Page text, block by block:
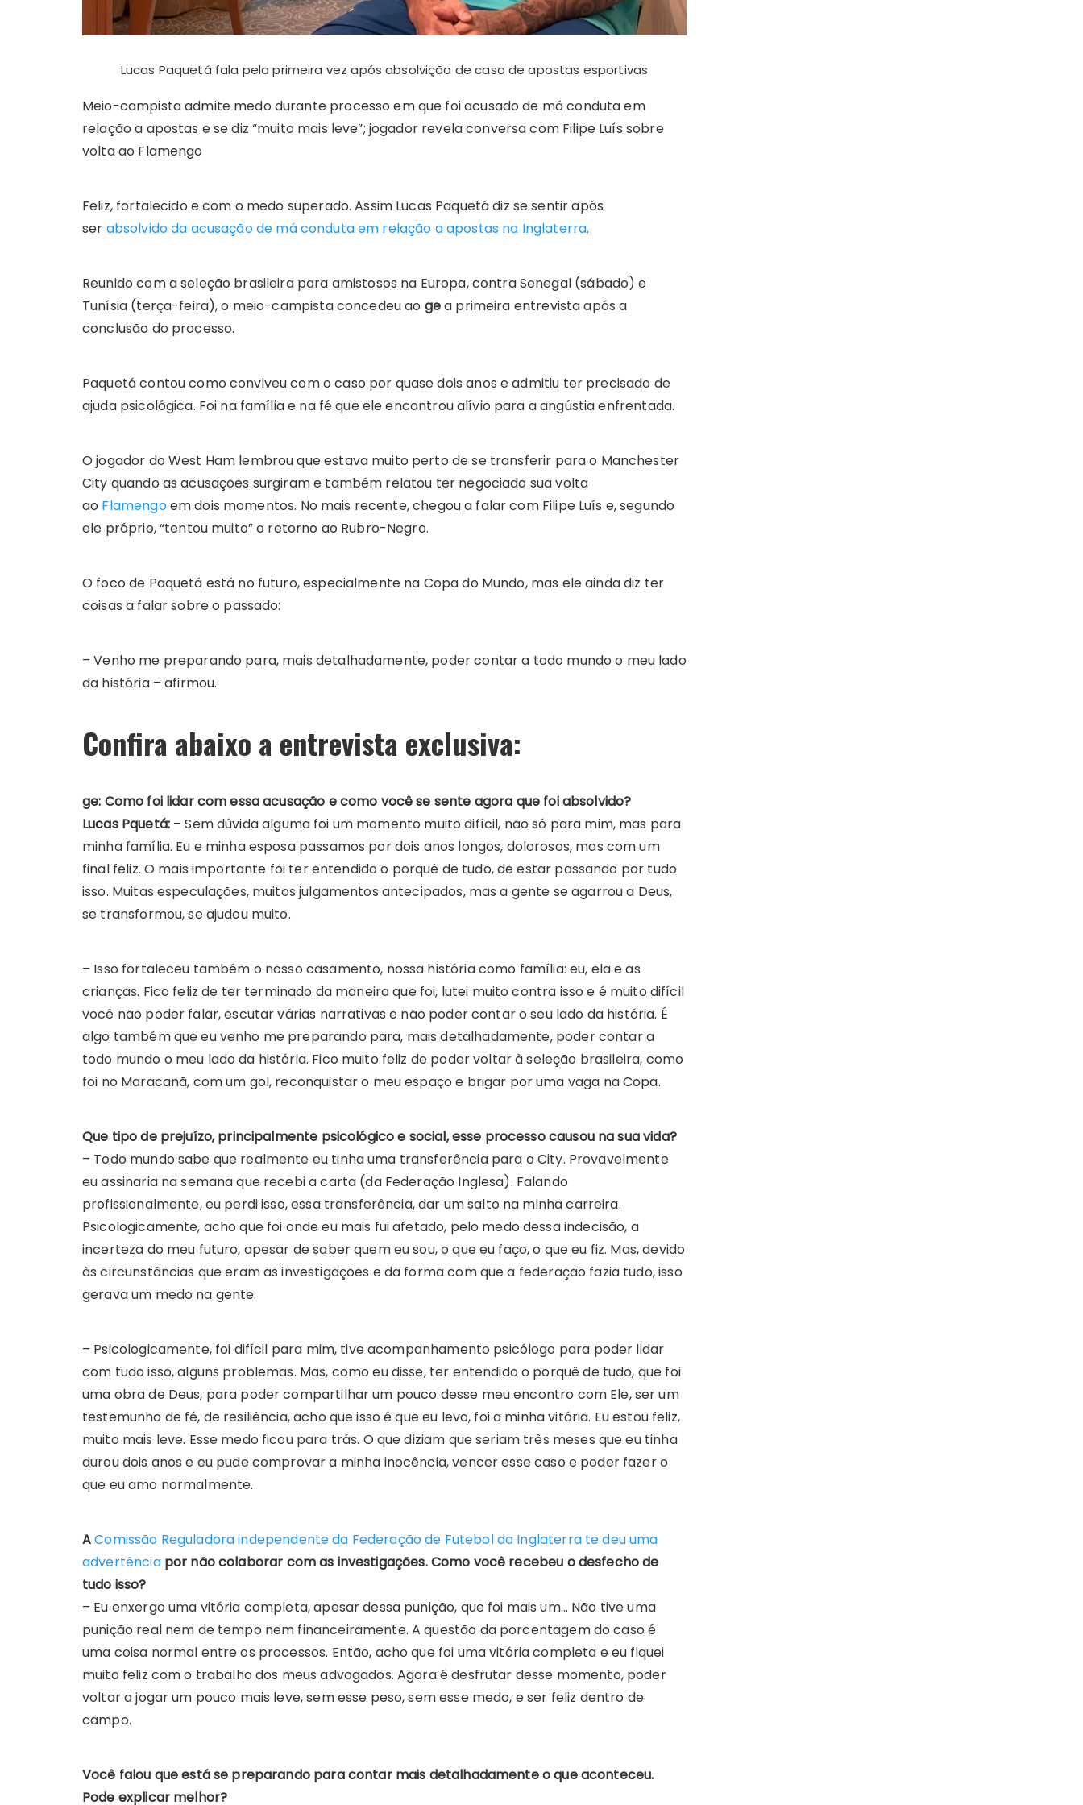
Lucas Paquetá fala pela primeira vez após absolvição de caso de apostas esportivas
Meio-campista admite medo durante processo em que foi acusado de má conduta em
relação a apostas e se diz “muito mais leve”; jogador revela conversa com Filipe Luís sobre
volta ao Flamengo
Feliz, fortalecido e com o medo superado. Assim Lucas Paquetá diz se sentir após
ser absolvido da acusação de má conduta em relação a apostas na Inglaterra.
Reunido com a seleção brasileira para amistosos na Europa, contra Senegal (sábado) e
Tunísia (terça-feira), o meio-campista concedeu ao gea primeira entrevista após a
conclusão do processo.
Paquetá contou como conviveu com o caso por quase dois anos e admitiu ter precisado de
ajuda psicológica. Foi na família e na fé que ele encontrou alívio para a angústia enfrentada.
O jogador do West Ham lembrou que estava muito perto de se transferir para o Manchester
City quando as acusações surgiram e também relatou ter negociado sua volta
ao Flamengoem dois momentos. No mais recente, chegou a falar com Filipe Luís e, segundo
ele próprio, “tentou muito” o retorno ao Rubro-Negro.
O foco de Paquetá está no futuro, especialmente na Copa do Mundo, mas ele ainda diz ter
coisas a falar sobre o passado:
– Venho me preparando para, mais detalhadamente, poder contar a todo mundo o meu lado
da história – afirmou.
Confira abaixo a entrevista exclusiva:
ge: Como foi lidar com essa acusação e como você se sente agora que foi absolvido?
Lucas Pquetá: – Sem dúvida alguma foi um momento muito difícil, não só para mim, mas para
minha família. Eu e minha esposa passamos por dois anos longos, dolorosos, mas com um
final feliz. O mais importante foi ter entendido o porquê de tudo, de estar passando por tudo
isso. Muitas especulações, muitos julgamentos antecipados, mas a gente se agarrou a Deus,
se transformou, se ajudou muito.
– Isso fortaleceu também o nosso casamento, nossa história como família: eu, ela e as
crianças. Fico feliz de ter terminado da maneira que foi, lutei muito contra isso e é muito difícil
você não poder falar, escutar várias narrativas e não poder contar o seu lado da história. É
algo também que eu venho me preparando para, mais detalhadamente, poder contar a
todo mundo o meu lado da história. Fico muito feliz de poder voltar à seleção brasileira, como
foi no Maracanã, com um gol, reconquistar o meu espaço e brigar por uma vaga na Copa.
Que tipo de prejuízo, principalmente psicológico e social, esse processo causou na sua vida?
– Todo mundo sabe que realmente eu tinha uma transferência para o City. Provavelmente
eu assinaria na semana que recebi a carta (da Federação Inglesa). Falando
profissionalmente, eu perdi isso, essa transferência, dar um salto na minha carreira.
Psicologicamente, acho que foi onde eu mais fui afetado, pelo medo dessa indecisão, a
incerteza do meu futuro, apesar de saber quem eu sou, o que eu faço, o que eu fiz. Mas, devido
às circunstâncias que eram as investigações e da forma com que a federação fazia tudo, isso
gerava um medo na gente.
– Psicologicamente, foi difícil para mim, tive acompanhamento psicólogo para poder lidar
com tudo isso, alguns problemas. Mas, como eu disse, ter entendido o porquê de tudo, que foi
uma obra de Deus, para poder compartilhar um pouco desse meu encontro com Ele, ser um
testemunho de fé, de resiliência, acho que isso é que eu levo, foi a minha vitória. Eu estou feliz,
muito mais leve. Esse medo ficou para trás. O que diziam que seriam três meses que eu tinha
durou dois anos e eu pude comprovar a minha inocência, vencer esse caso e poder fazer o
que eu amo normalmente.
AComissão Reguladora independente da Federação de Futebol da Inglaterra te deu uma
advertênciapor não colaborar com as investigações. Como você recebeu o desfecho de
tudo isso?
– Eu enxergo uma vitória completa, apesar dessa punição, que foi mais um… Não tive uma
punição real nem de tempo nem financeiramente. A questão da porcentagem do caso é
uma coisa normal entre os processos. Então, acho que foi uma vitória completa e eu fiquei
muito feliz com o trabalho dos meus advogados. Agora é desfrutar desse momento, poder
voltar a jogar um pouco mais leve, sem esse peso, sem esse medo, e ser feliz dentro de
campo.
Você falou que está se preparando para contar mais detalhadamente o que aconteceu.
Pode explicar melhor?